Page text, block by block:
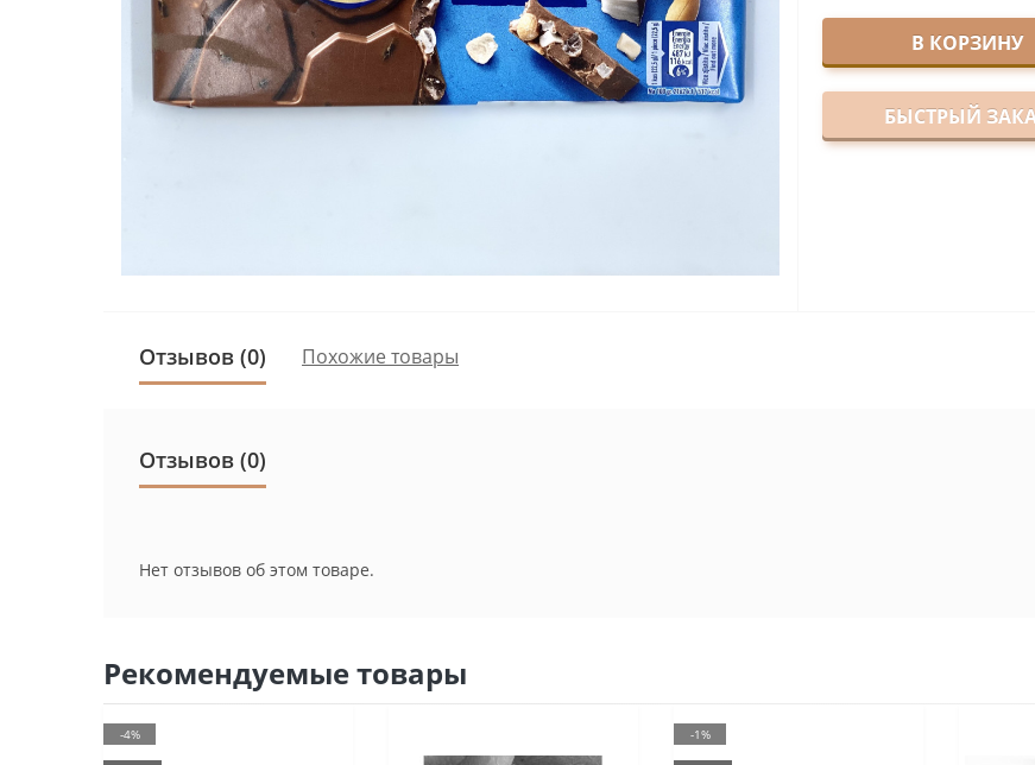
В КОРЗИНУ
БЫСТРЫЙ
Отзывов (0) Похожие товары
Отзывов (0)
Нет отзывов об этом товаре.
Рекомендуемые товары
-4% -1%